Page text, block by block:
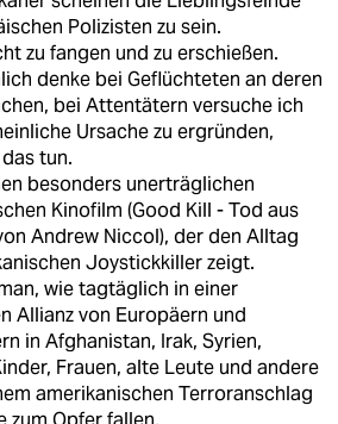
Polizisten zu sein.
zu fangen und zu erschießen.
denke bei Geflüchteten an deren
bei Attentätern versuche ich
Ursache zu ergründen,
tun.
besonders unerträglichen
Kinofilm (Good Kill - Tod aus
Andrew Niccol), der den Alltag
Joystickkiller zeigt.
wie tagtäglich in einer
Allianz von Europäern und
in Afghanistan, Irak, Syrien,
Frauen, alte Leute und andere
amerikanischen Terroranschlag